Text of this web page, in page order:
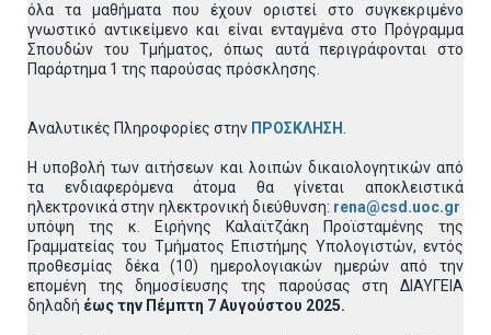
όλα τα μαθήματα που έχουν οριστεί στο συγκεκριμένο
γνωστικό αντικείμενο και είναι ενταγμένα στο Πρόγραμμα
Σπουδών του Τμήματος, όπως αυτά περιγράφονται στο
Παράρτημα 1 της παρούσας πρόσκλησης.
Αναλυτικές Πληροφορίες στην ΠΡΟΣΚΛΗΣΗ
Η υποβολή των αιτήσεων και λοιπών δικαιολογητικών από
τα ενδιαφερόμενα άτομα θα γίνεται αποκλειστικά
ηλεκτρονικά στην ηλεκτρονική διεύθυνση: rena@csd.uoc.gr
υπόψη της κ. Ειρήνης Καλαϊτζάκη Προϊσταμένης της
Γραμματείας του Τμήματος Επιστήμης Υπολογιστών, εντός
προθεσμίας δέκα (10) ημερολογιακών ημερών από την
επομένη της δημοσίευσης της παρούσας στη ΔΙΑΥΓΕΙΑ
δηλαδή έως την Πέμπτη 7 Αυγούστου 2025.